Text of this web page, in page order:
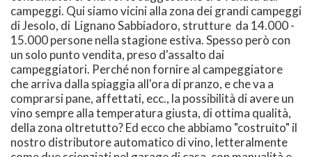
campeggi. Qui siamo vicini alla zona dei grandi campeggi
di Jesolo, di Lignano Sabbiadoro, strutture da 14.000 -
15.000 persone nella stagione estiva. Spesso però con
un solo punto vendita, preso d'assalto dai
campeggiatori. Perché non fornire al campeggiatore
che arriva dalla spiaggia all'ora di pranzo, e che va a
comprarsi pane, affettati, ecc., la possibilità di avere un
vino sempre alla temperatura giusta, di ottima qualità,
della zona oltretutto? Ed ecco che abbiamo "costruito" il
nostro distributore automatico di vino, letteralmente